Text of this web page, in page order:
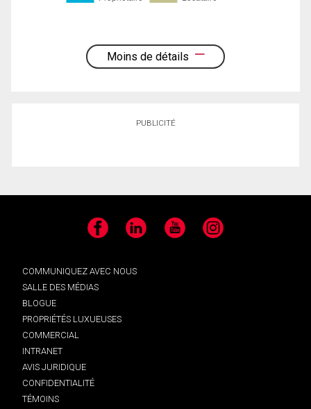
Moins de détails
PUBLICITÉ
Facebook LinkedIn YouTube Instagram
COMMUNIQUEZ AVEC NOUS
SALLE DES MÉDIAS
BLOGUE
PROPRIÉTÉS LUXUEUSES
COMMERCIAL
INTRANET
AVIS JURIDIQUE
CONFIDENTIALITÉ
TÉMOINS